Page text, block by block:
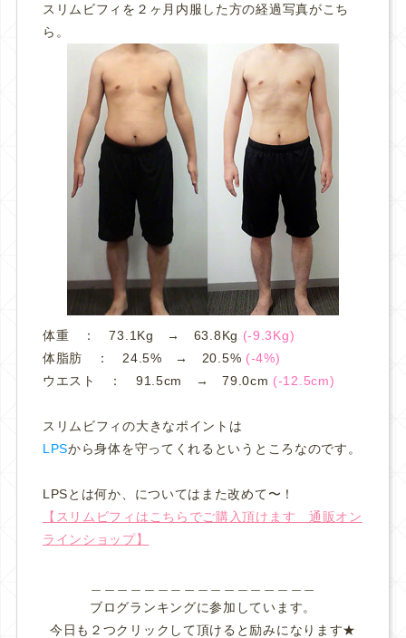
スリムビフィを２ヶ月内服した方の経過写真がこち
ら。
体重 ： 73.1Kg → 63.8Kg (-9.3Kg)
体脂肪 ： 24.5% → 20.5% (-4%)
ウエスト ： 91.5cm → 79.0cm (-12.5cm)
スリムビフィの大きなポイントは
LPSから身体を守ってくれるというところなのです。
LPSとは何か、についてはまた改めて〜！
【スリムビフィはこちらでご購入頂けます 通販オン
ラインショップ】
ブログランキングに参加しています。
今日も２つクリックして頂けると励みになります★